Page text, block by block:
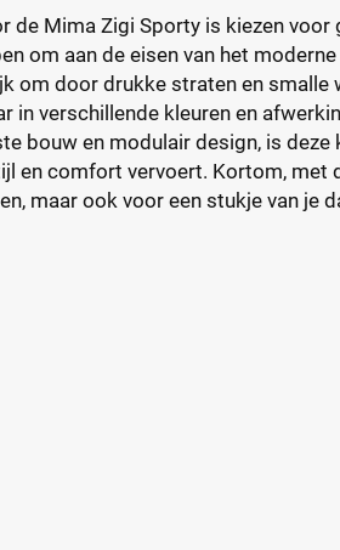
de Mima Zigi Sporty is kiezen
om aan de eisen van het
om door drukke straten en smalle
in verschillende kleuren en
bouw en modulair design, is
en comfort vervoert. Kortom, met
maar ook voor een stukje van je